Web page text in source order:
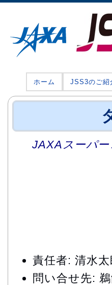
ホーム JSS3のご紹
JAXAスーパ
責任者: 清水
問い合せ先: